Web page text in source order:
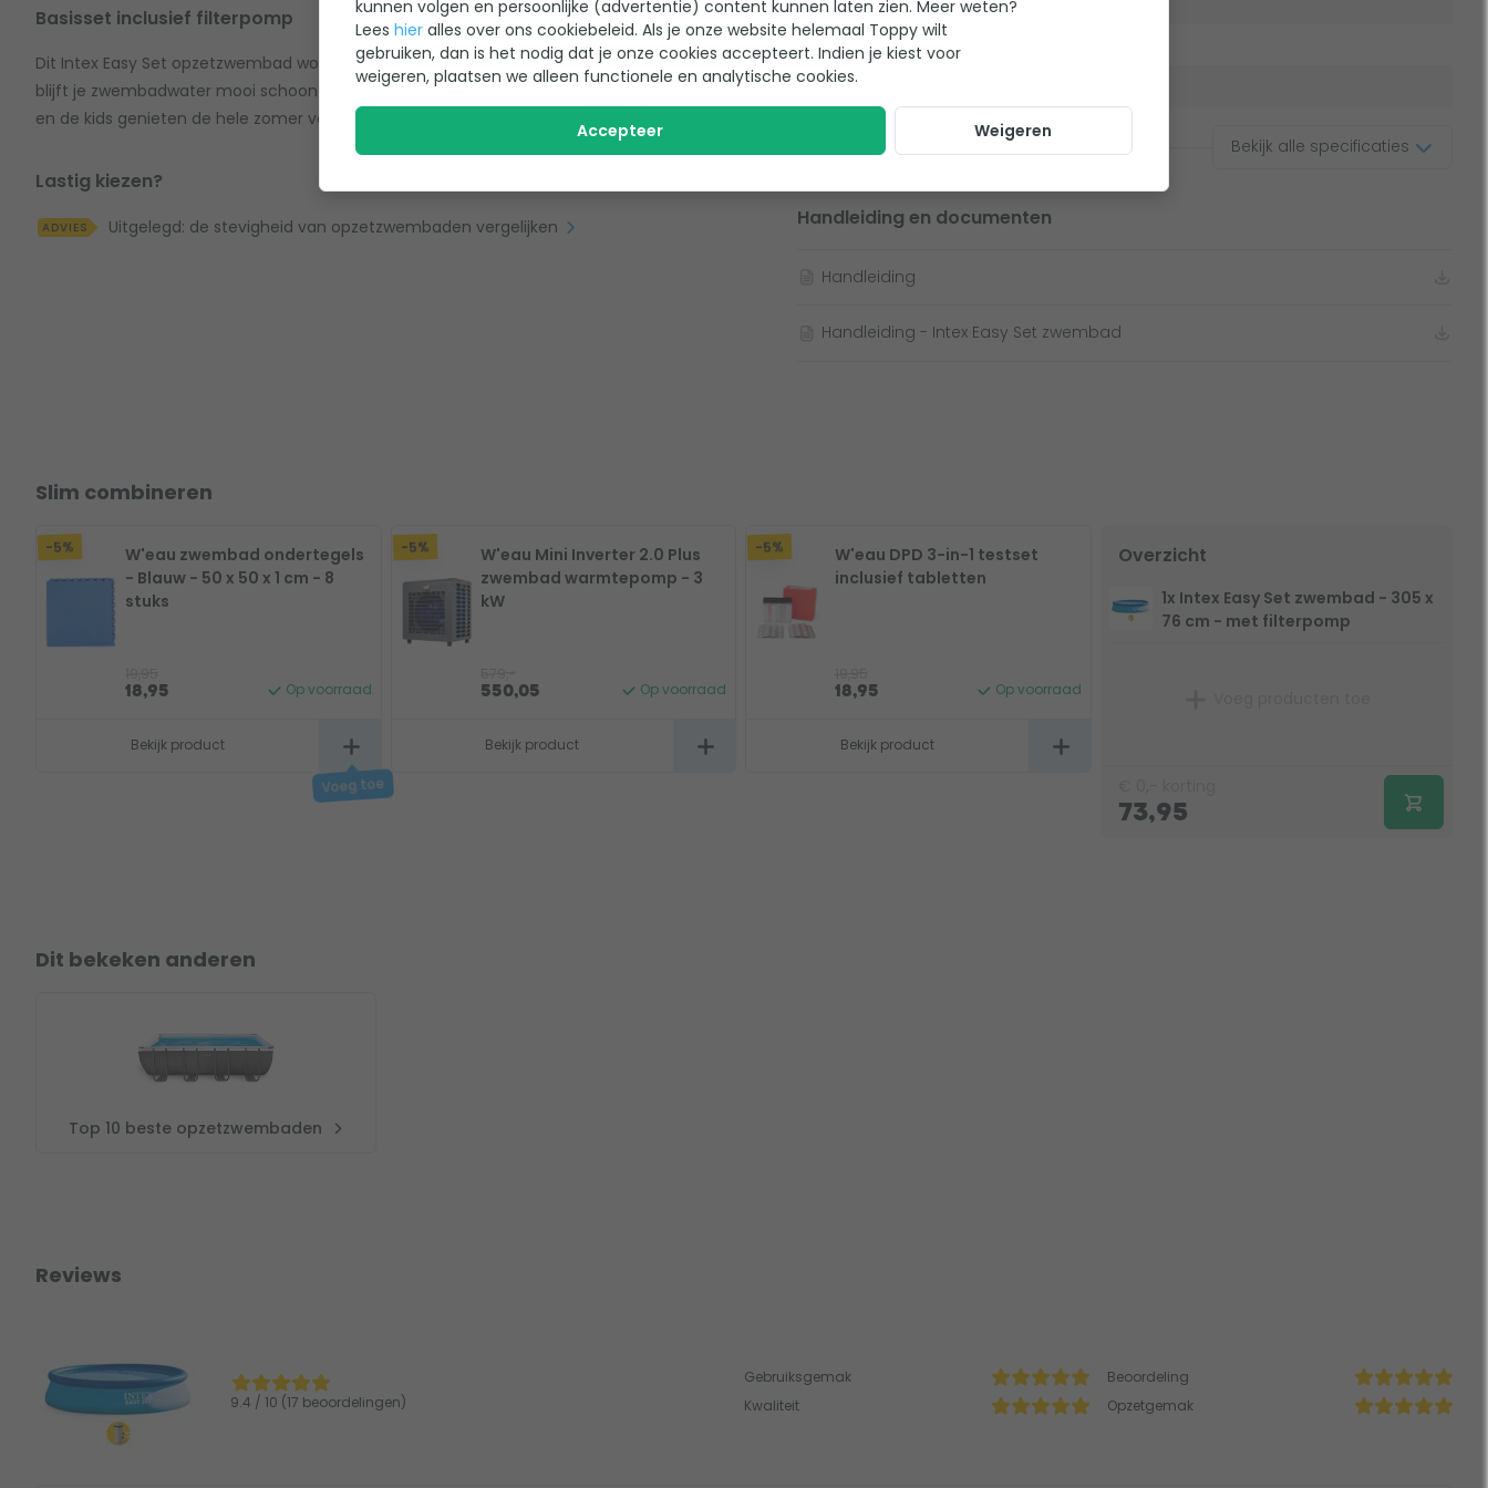
Basisset inclusief filterpomp
Dit Intex Easy Set opzetzwembad wordt geleverd inclusief filterpomp. Superchill, want zo
blijft je zwembadwater mooi schoon! Pak er de juiste filtercartridge bij voor jou filterpomp
en de kids genieten de hele zomer van hun zwemparadijs.
Lastig kiezen?
ADVIES Uitgelegd: de stevigheid van opzetzwembaden vergelijken
Vorm
Standaard aansluiting
Bekijk alle specificaties
Handleiding en documenten
Handleiding
Handleiding - Intex Easy Set zwembad
Slim combineren
-5%
W'eau zwembad ondertegels
- Blauw - 50 x 50 x 1 cm - 8
stuks
18,95 Op voorraad
Bekijk product
-5%
W'eau Mini Inverter 2.0 Plus
zwembad warmtepomp - 3
kW
550,05 Op voorraad
Bekijk product
-5%
W'eau DPD 3-in-1 testset
inclusief tabletten
18,95 Op voorraad
Bekijk product
Overzicht
1x Intex Easy Set zwembad - 305 x
76 cm - met filterpomp
73,95
Dit bekeken anderen
Top 10 beste opzetzwembaden
Reviews
9.4 / 10 (17 beoordelingen)
Gebruiksgemak
Kwaliteit
Beoordeling
Opzetgemak
kunnen volgen en persoonlijke (advertentie) content kunnen laten zien. Meer weten?
Lees hier alles over ons cookiebeleid. Als je onze website helemaal Toppy wilt
gebruiken, dan is het nodig dat je onze cookies accepteert. Indien je kiest voor
weigeren, plaatsen we alleen functionele en analytische cookies.
Accepteer Weigeren